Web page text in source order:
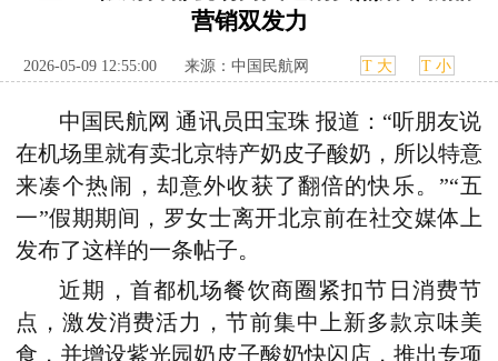
国内
航图 智库 专题 舆情
营销双发力
2026-05-09 12:55:00 来源：中国民航网 T 大 T 小
中国民航网 通讯员田宝珠 报道：“听朋友说
在机场里就有卖北京特产奶皮子酸奶，所以特意
来凑个热闹，却意外收获了翻倍的快乐。”“五
一”假期期间，罗女士离开北京前在社交媒体上
发布了这样的一条帖子。
近期，首都机场餐饮商圈紧扣节日消费节
点，激发消费活力，节前集中上新多款京味美
食，并增设紫光园奶皮子酸奶快闪店，推出专项